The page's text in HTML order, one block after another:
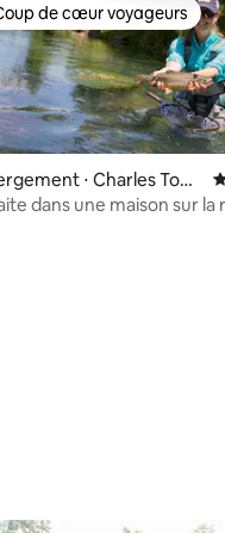
sur la base de 9
de cœur voyageurs les
de cœur voyageurs
⋅ Charles Tow
dans une maison sur la